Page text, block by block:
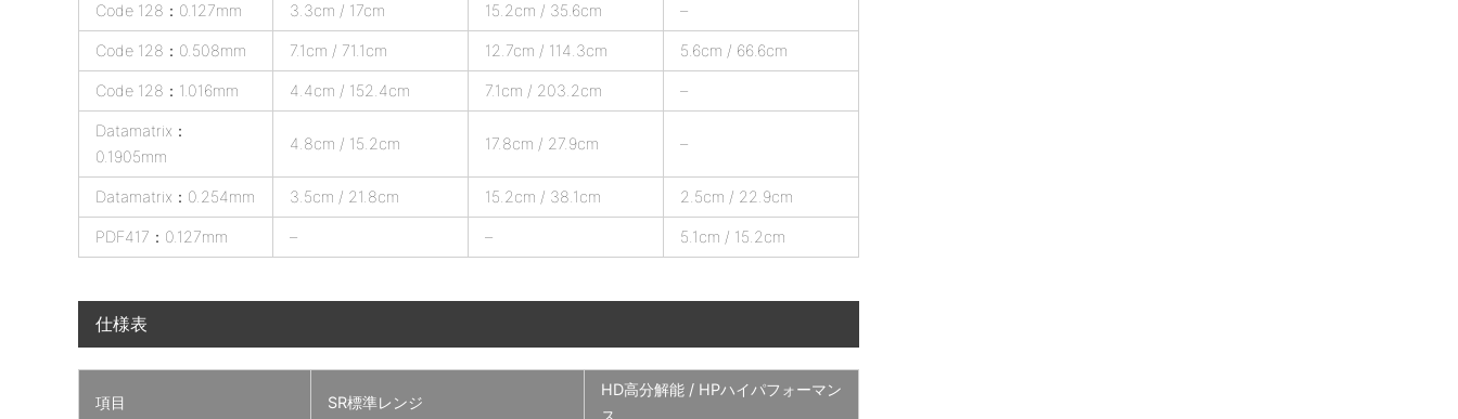
7
ド
(
準
Code 128：0.127mm 3.3cm / 17cm 15.2cm / 35.6cm –
Code 128：0.508mm 7.1cm / 71.1cm 12.7cm / 114.3cm 5.6cm / 66.6cm
Code 128：1.016mm 4.4cm / 152.4cm 7.1cm / 203.2cm –
Datamatrix：
0.1905mm
4.8cm / 15.2cm 17.8cm / 27.9cm –
Datamatrix：0.254mm 3.5cm / 21.8cm 15.2cm / 38.1cm 2.5cm / 22.9cm
PDF417：0.127mm – – 5.1cm / 15.2cm
仕様表
項目 SR標準レンジ
HD高分解能 / HPハイパフォーマン